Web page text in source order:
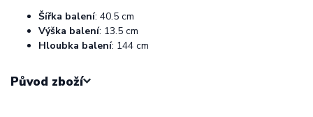
Šířka balení: 40.5 cm
Výška balení: 13.5 cm
Hloubka balení: 144 cm
Původ zboží